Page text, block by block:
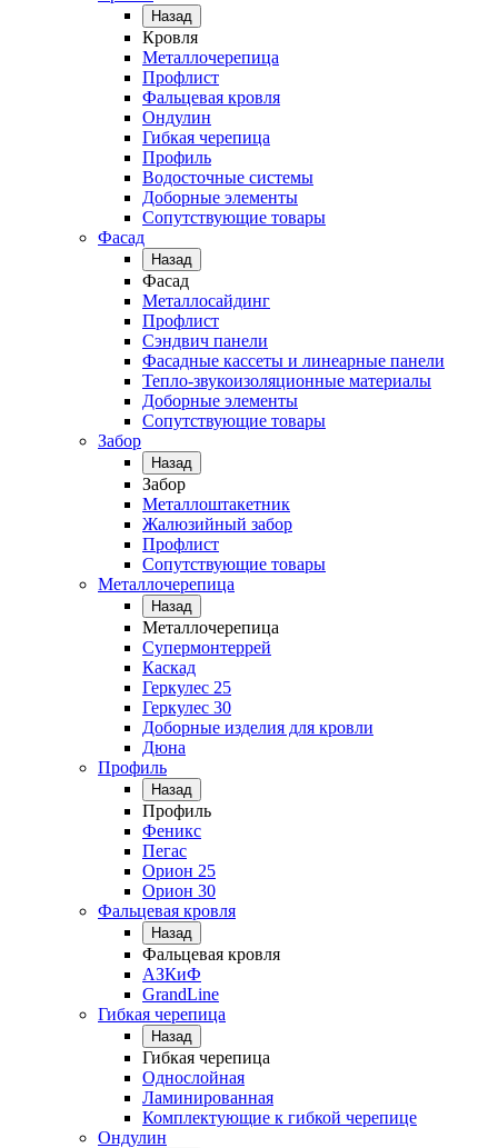
Назад
Кровля
Металлочерепица
Профлист
Фальцевая кровля
Ондулин
Гибкая черепица
Профиль
Водосточные системы
Доборные элементы
Сопутствующие товары
Фасад
Назад
Фасад
Металлосайдинг
Профлист
Сэндвич панели
Фасадные кассеты и линеарные панели
Тепло-звукоизоляционные материалы
Доборные элементы
Сопутствующие товары
Забор
Назад
Забор
Металлоштакетник
Жалюзийный забор
Профлист
Сопутствующие товары
Металлочерепица
Назад
Металлочерепица
Супермонтеррей
Каскад
Геркулес 25
Геркулес 30
Доборные изделия для кровли
Дюна
Профиль
Назад
Профиль
Феникс
Пегас
Орион 25
Орион 30
Фальцевая кровля
Назад
Фальцевая кровля
АЗКиФ
GrandLine
Гибкая черепица
Назад
Гибкая черепица
Однослойная
Ламинированная
Комплектующие к гибкой черепице
Ондулин